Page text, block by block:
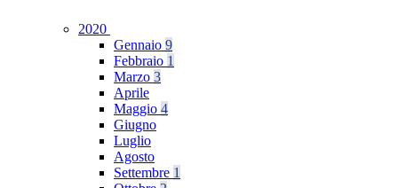
2020
Gennaio 9
Febbraio 1
Marzo 3
Aprile
Maggio 4
Giugno
Luglio
Agosto
Settembre 1